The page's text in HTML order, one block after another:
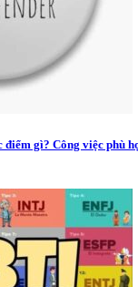
gì? Công việc phù